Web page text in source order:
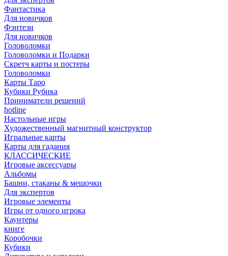
Фантастика
Для новичков
Фэнтези
Для новичков
Головоломки
Головоломки и Подарки
Cкретч карты и постеры
Головоломки
Карты Таро
Кубики Рубика
Приниматели решений
hotline
Настольные игры
Художественный магнитный конструктор
Игральные карты
Карты для гадания
КЛАССИЧЕСКИЕ
Игровые аксессуары
Альбомы
Башни, стаканы & мешочки
Для экспертов
Игровые элементы
Игры от одного игрока
Каунтеры
книге
Коробочки
Кубики